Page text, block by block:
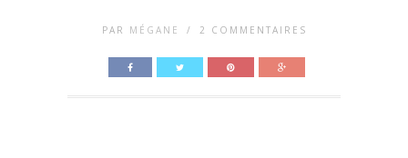
PAR MÉGANE / 2 COMMENTAIRES